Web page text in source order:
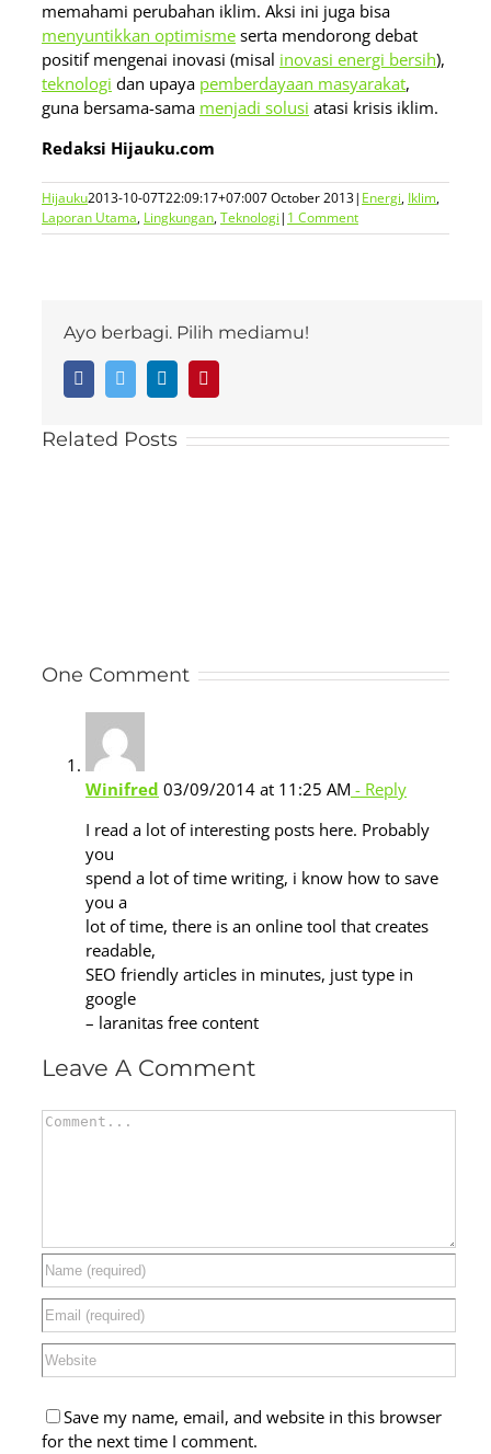
memahami perubahan iklim. Aksi ini juga bisa
menyuntikkan optimisme serta mendorong debat
positif mengenai inovasi (misal inovasi energi bersih),
teknologi dan upaya pemberdayaan masyarakat,
guna bersama-sama menjadi solusi atasi krisis iklim.
Redaksi Hijauku.com
Hijauku2013-10-07T22:09:17+07:007 October 2013| Energi, Iklim,
Laporan Utama, Lingkungan,Teknologi| 1 Comment
Ayo berbagi. Pilih mediamu!
FacebookTwitter LinkedIn
Related Posts
One Comment
Winifred 03/09/2014 at 11:25 AM - Reply
I read a lot of interesting posts here. Probably
you
spend a lot of time writing, i know how to save
you a
lot of time, there is an online tool that creates
readable,
SEO friendly articles in minutes, just type in
google
– laranitas free content
Leave A Comment
Comment
Save my name, email, and website in this browser
for the next time I comment.